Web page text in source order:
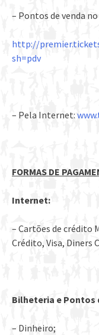
– Pontos de venda
http://
sh=pdv
– Pela Internet:
FORMAS DE
Internet:
– Cartões de crédito
Crédito, Visa, Diners
Bilheteria e Pontos
– Dinheiro;